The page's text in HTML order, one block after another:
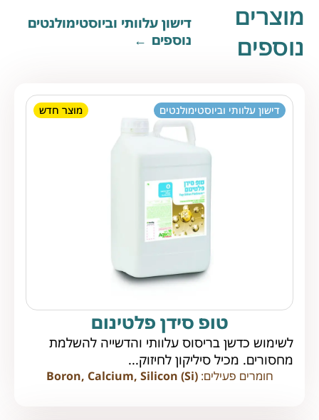
מוצרים
נוספים
דישון עלוותי וביוסטימולנטים
נוספים
דישון עלוותי וביוסטימולנטים מוצר חדש
טופ סידן פלטינום
לשימוש כדשן בריסוס עלוותי והדשייה להשלמת
מחסורים. מכיל סיליקון לחיזוק...
חומרים פעילים:Boron, Calcium, Silicon (Si)